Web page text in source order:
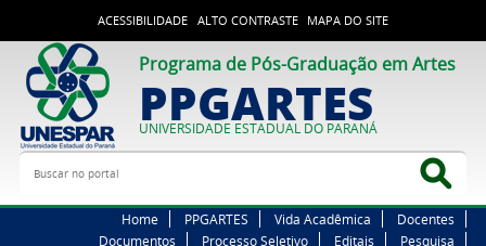
ACESSIBILIDADE ALTO CONTRASTE MAPA DO SITE
Programa de Pós-Graduação em Artes
PPGARTES
UNIVERSIDADE ESTADUAL DO PARANÁ
Buscar no portal
Home PPGARTES Vida Acadêmica
Docentes
Documentos
Processo Seletivo Editais
Pesquisa